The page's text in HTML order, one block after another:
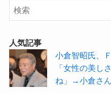
人気記事
小倉智昭氏、
「女性の美し
ね」→小倉さん